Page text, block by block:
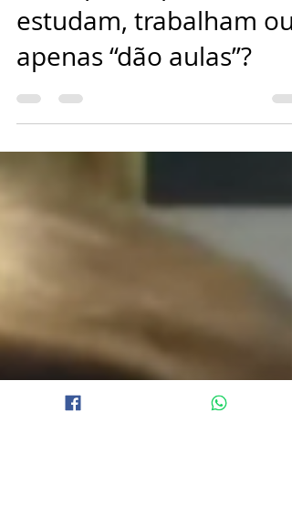
Janete Cardoso
28 de jul. de 2024
2 min de leitura
Será que os professores
estudam, trabalham ou